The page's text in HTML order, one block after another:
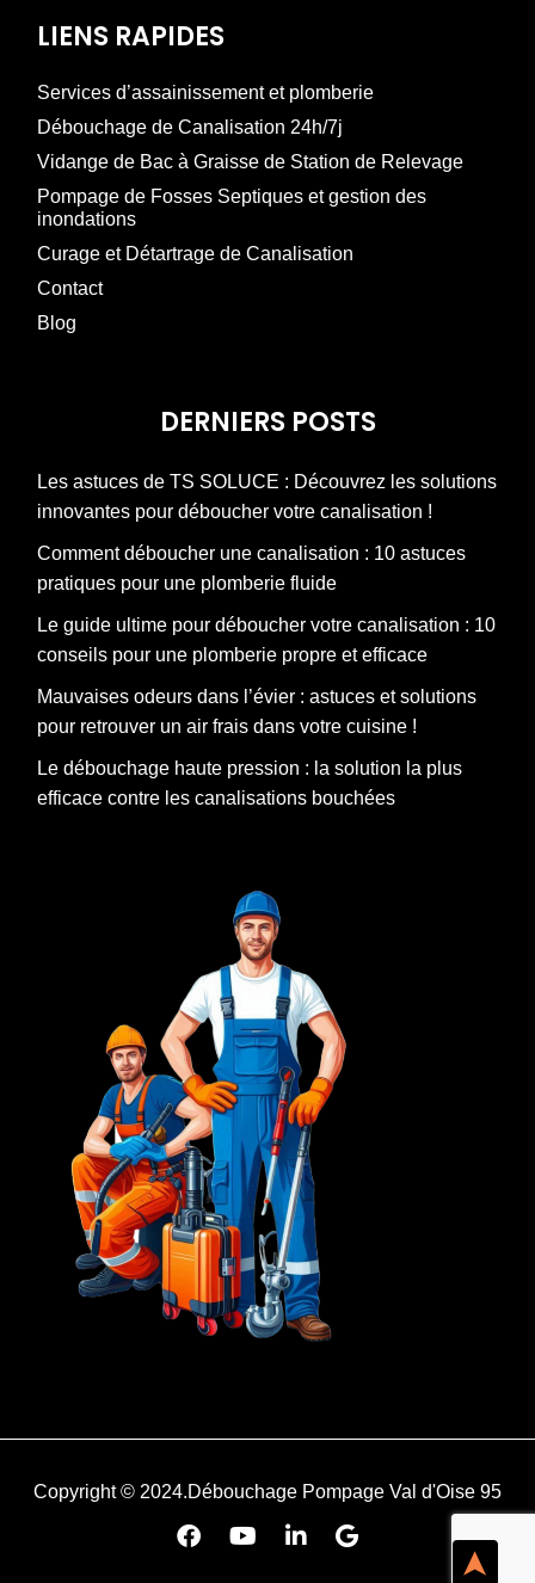
LIENS RAPIDES
Services d’assainissement et plomberie
Débouchage de Canalisation 24h/7j
Vidange de Bac à Graisse de Station de Relevage
Pompage de Fosses Septiques et gestion des
inondations
Curage et Détartrage de Canalisation
Contact
Blog
DERNIERS POSTS
Les astuces de TS SOLUCE : Découvrez les solutions
innovantes pour déboucher votre canalisation !
Comment déboucher une canalisation : 10 astuces
pratiques pour une plomberie fluide
Le guide ultime pour déboucher votre canalisation : 10
conseils pour une plomberie propre et efficace
Mauvaises odeurs dans l’évier : astuces et solutions
pour retrouver un air frais dans votre cuisine !
Le débouchage haute pression : la solution la plus
efficace contre les canalisations bouchées
Copyright © 2024.Débouchage Pompage Val d'Oise 95
➤